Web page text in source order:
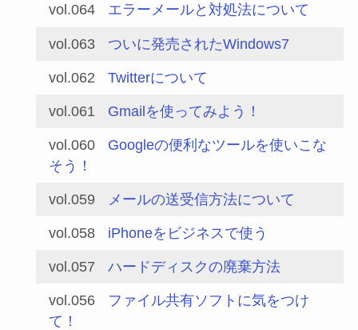
vol.064 エラーメールと対処法について
vol.063 ついに発売されたWindows7
vol.062 Twitterについて
vol.061 Gmailを使ってみよう！
vol.060
Googleの便利なツールを使いこな
そう！
vol.059 メールの送受信方法について
vol.058 iPhoneをビジネスで使う
vol.057 ハードディスクの廃棄方法
vol.056
ファイル共有ソフトに気をつけ
て！